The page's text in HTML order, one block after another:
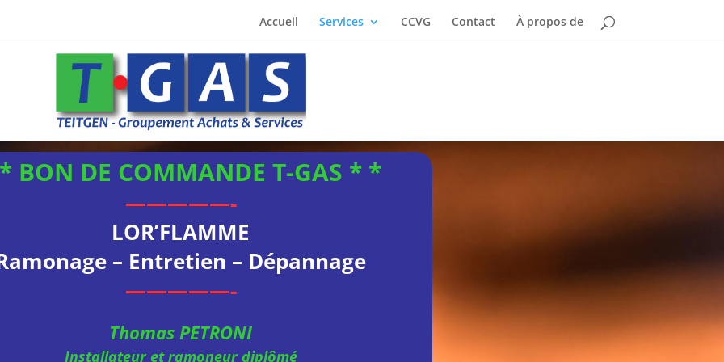
Accueil Services CCVG Contact À propos de
BON DE COMMANDE T-GAS * *
—————-
LOR’FLAMME
– Entretien – Dépannage
—————-
Thomas PETRONI
Installateur et ramoneur diplômé